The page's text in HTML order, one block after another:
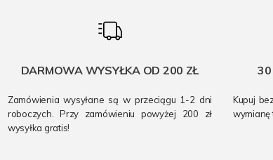
DARMOWA WYSYŁKA OD 200 ZŁ
Zamówienia wysyłane są w przeciągu 1-2 dni
roboczych. Przy zamówieniu powyżej 200 zł
wysyłka gratis!
30
Kupuj
wymianę